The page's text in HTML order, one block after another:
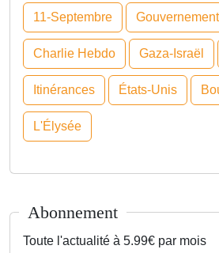
11-Septembre Gouvernement
Charlie Hebdo Gaza-Israël
Itinérances États-Unis
L'Élysée
Abonnement
Toute l'actualité à 5.99€ par mois